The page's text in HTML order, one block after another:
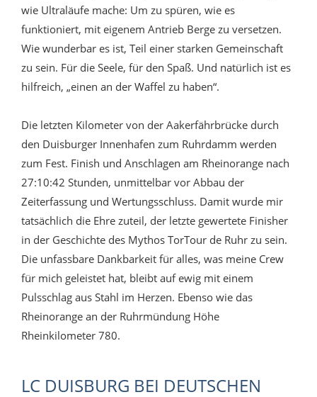
wie Ultraläufe mache: Um zu spüren, wie es
funktioniert, mit eigenem Antrieb Berge zu versetzen.
Wie wunderbar es ist, Teil einer starken Gemeinschaft
zu sein. Für die Seele, für den Spaß. Und natürlich ist es
hilfreich, „einen an der Waffel zu haben“.
Die letzten Kilometer von der Aakerfährbrücke durch
den Duisburger Innenhafen zum Ruhrdamm werden
zum Fest. Finish und Anschlagen am Rheinorange nach
27:10:42 Stunden, unmittelbar vor Abbau der
Zeiterfassung und Wertungsschluss. Damit wurde mir
tatsächlich die Ehre zuteil, der letzte gewertete Finisher
in der Geschichte des Mythos TorTour de Ruhr zu sein.
Die unfassbare Dankbarkeit für alles, was meine Crew
für mich geleistet hat, bleibt auf ewig mit einem
Pulsschlag aus Stahl im Herzen. Ebenso wie das
Rheinorange an der Ruhrmündung Höhe
Rheinkilometer 780.
LC DUISBURG BEI DEUTSCHEN